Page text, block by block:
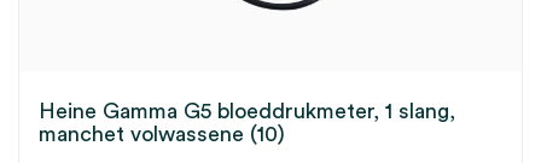
Heine Gamma G5 bloeddrukmeter, 1 slang,
manchet volwassene (10)